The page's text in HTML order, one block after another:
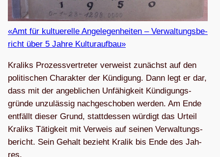
«Amt für kul­tue­relle Ange­le­gen­hei­ten – Ver­wal­tungs­be­
richt über 5 Jahre Kulturaufbau»
Kra­liks Pro­zess­ver­tre­ter ver­weist zunächst auf den
poli­ti­schen Cha­rak­ter der Kün­di­gung. Dann legt er dar,
dass mit der angeb­li­chen Unfä­hig­keit Kün­di­gungs­
gründe unzu­läs­sig nach­ge­scho­ben wer­den. Am Ende
ent­fällt die­ser Grund, statt­des­sen wür­digt das Urteil
Kra­liks Tätig­keit mit Ver­weis auf sei­nen Ver­wal­tungs­
be­richt. Sein Gehalt bezieht Kra­lik bis Ende des Jah­
res.